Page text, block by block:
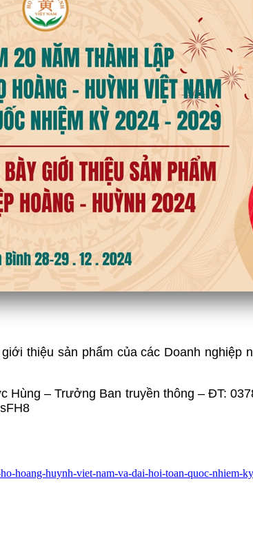
thiệu sản phẩm của các Doanh nghiệp
– Trưởng Ban truyền thông – ĐT:
hoang-huynh-viet-nam-va-dai-hoi-toan-quoc-nhiem-